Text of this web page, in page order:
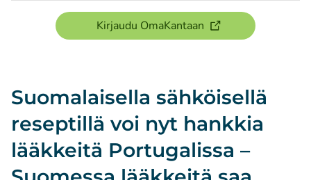
Kirjaudu OmaKantaan(avautuu uuteen
Suomalaisella sähköisellä
reseptillä voi nyt hankkia
lääkkeitä Portugalissa –